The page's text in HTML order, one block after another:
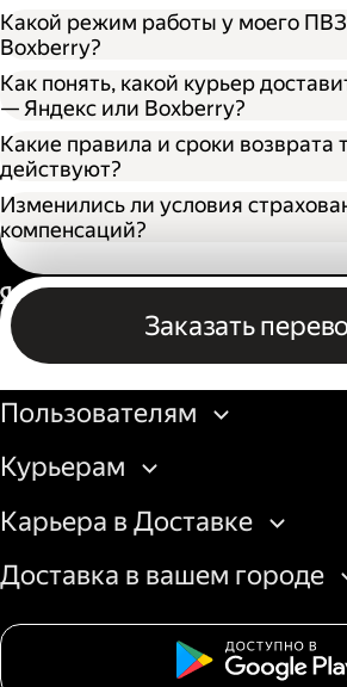
Какой режим работы у моего ПВЗ
Boxberry?
Как понять, какой курьер
— Яндекс или Boxberry?
Какие правила и сроки возврата
действуют?
Изменились ли условия
компенсаций?
Заказать
Бизнесу
Пользователям
Курьерам
Карьера в Доставке
Доставка в вашем городе